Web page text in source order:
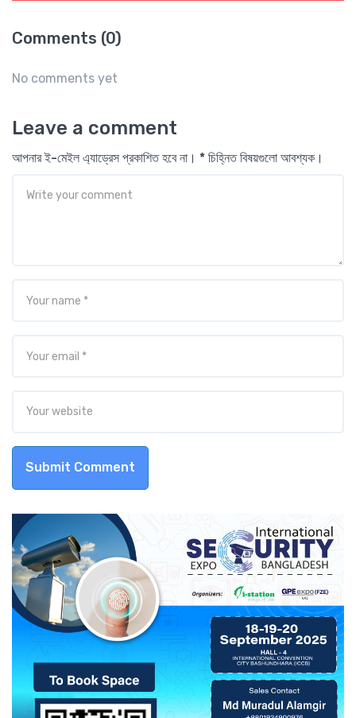
Comments (0)
No comments yet
Leave a comment
আপনার ই-মেইল এ্যাড্রেস প্রকাশিত হবে না। * চিহ্নিত বিষয়গুলো আবশ্যক।
Submit Comment